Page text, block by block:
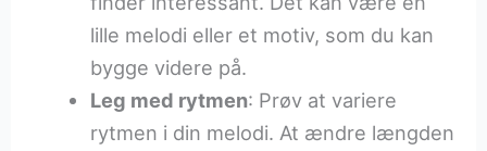
lille melodi eller et motiv, som du kan
bygge videre på.
Leg med rytmen: Prøv at variere
rytmen i din melodi. At ændre længden